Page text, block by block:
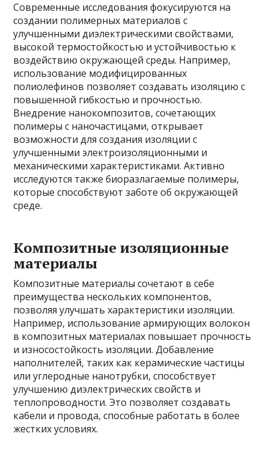
Современные исследования фокусируются на
создании полимерных материалов с
улучшенными диэлектрическими свойствами,
высокой термостойкостью и устойчивостью к
воздействию окружающей среды. Например,
использование модифицированных
полиолефинов позволяет создавать изоляцию с
повышенной гибкостью и прочностью.
Внедрение нанокомпозитов, сочетающих
полимеры с наночастицами, открывает
возможности для создания изоляции с
улучшенными электроизоляционными и
механическими характеристиками. Активно
исследуются также биоразлагаемые полимеры,
которые способствуют заботе об окружающей
среде.
Композитные изоляционные
материалы
Композитные материалы сочетают в себе
преимущества нескольких компонентов,
позволяя улучшать характеристики изоляции.
Например, использование армирующих волокон
в композитных материалах повышает прочность
и износостойкость изоляции. Добавление
наполнителей, таких как керамические частицы
или углеродные нанотрубки, способствует
улучшению диэлектрических свойств и
теплопроводности. Это позволяет создавать
кабели и провода, способные работать в более
жестких условиях.